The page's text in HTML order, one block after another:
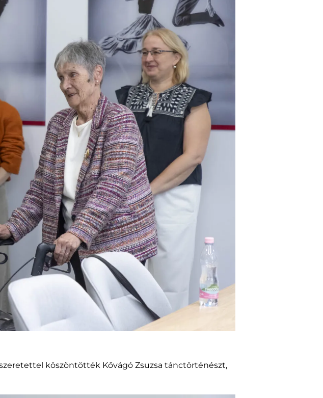
köszöntötték Kővágó Zsuzsa tánctörténészt,